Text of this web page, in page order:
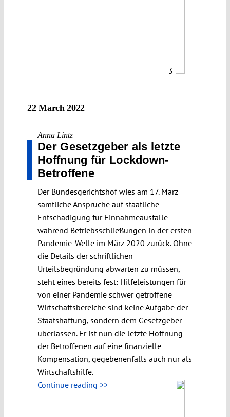
3
22 March 2022
Anna Lintz
Der Gesetzgeber als letzte
Hoffnung für Lockdown-
Betroffene
Der Bundesgerichtshof wies am 17. März
sämtliche Ansprüche auf staatliche
Entschädigung für Einnahmeausfälle
während Betriebsschließungen in der ersten
Pandemie-Welle im März 2020 zurück. Ohne
die Details der schriftlichen
Urteilsbegründung abwarten zu müssen,
steht eines bereits fest: Hilfeleistungen für
von einer Pandemie schwer getroffene
Wirtschaftsbereiche sind keine Aufgabe der
Staatshaftung, sondern dem Gesetzgeber
überlassen. Er ist nun die letzte Hoffnung
der Betroffenen auf eine finanzielle
Kompensation, gegebenenfalls auch nur als
Wirtschaftshilfe.
Continue reading >>